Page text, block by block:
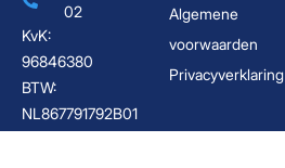
02
KvK:
96846380
BTW:
NL867791792B01
Algemene
voorwaarden
Privacyverklaring